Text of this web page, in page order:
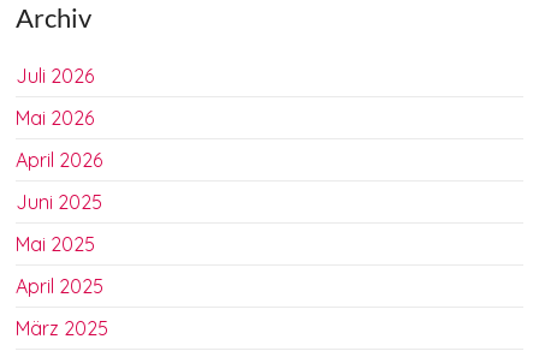
Archiv
Juli 2026
Mai 2026
April 2026
Juni 2025
Mai 2025
April 2025
März 2025